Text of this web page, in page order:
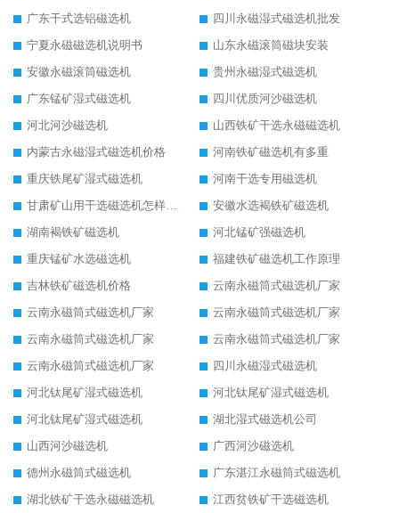
广东干式选铝磁选机
四川永磁湿式磁选机批发
宁夏永磁磁选机说明书
山东永磁滚筒磁块安装
安徽永磁滚筒磁选机
贵州永磁湿式磁选机
广东锰矿湿式磁选机
四川优质河沙磁选机
河北河沙磁选机
山西铁矿干选永磁磁选机
内蒙古永磁湿式磁选机价格
河南铁矿磁选机有多重
重庆铁尾矿湿式磁选机
河南干选专用磁选机
甘肃矿山用干选磁选机怎样调磁
安徽水选褐铁矿磁选机
湖南褐铁矿磁选机
河北锰矿强磁选机
重庆锰矿水选磁选机
福建铁矿磁选机工作原理
吉林铁矿磁选机价格
云南永磁筒式磁选机厂家
云南永磁筒式磁选机厂家
云南永磁筒式磁选机厂家
云南永磁筒式磁选机厂家
云南永磁筒式磁选机厂家
云南永磁筒式磁选机厂家
四川永磁湿式磁选机
河北钛尾矿湿式磁选机
河北钛尾矿湿式磁选机
河北钛尾矿湿式磁选机
湖北湿式磁选机公司
山西河沙磁选机
广西河沙磁选机
德州永磁筒式磁选机
广东湛江永磁筒式磁选机
湖北铁矿干选永磁磁选机
江西贫铁矿干选磁选机